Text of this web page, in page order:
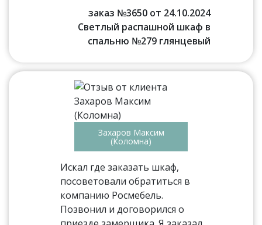
заказ №3650 от 24.10.2024
Светлый распашной шкаф в
спальню №279 глянцевый
Захаров Максим
(Коломна)
Искал где заказать шкаф,
посоветовали обратиться в
компанию Росмебель.
Позвонил и договорился о